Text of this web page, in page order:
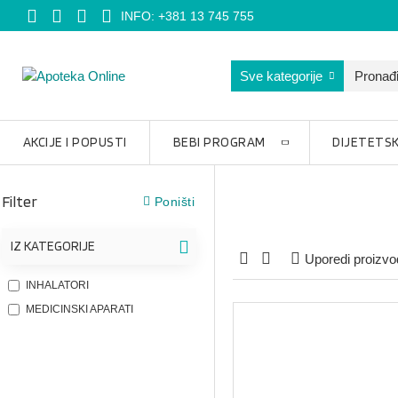
INFO: +381 13 745 755
Sve kategorije
AKCIJE I POPUSTI BEBI PROGRAM
Filter Poništi
IZ KATEGORIJE
INHALATORI
MEDICINSKI APARATI
Uporedi